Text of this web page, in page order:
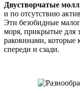
Двустворчатые
и по отсутствию
Эти безобидные
моря, прикрытые для
раковинами, которые
спереди и сзади.